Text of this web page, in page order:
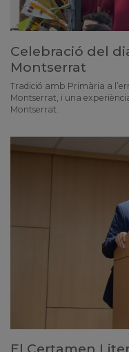
Celebració del
Montserrat
Tradició amb Primària a
Montserrat, i una
Montserrat.
El Certamen